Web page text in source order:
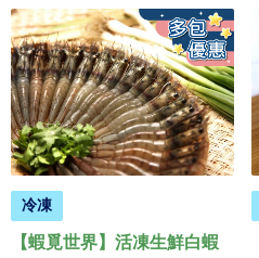
冷凍
【蝦覓世界】活凍生鮮白蝦